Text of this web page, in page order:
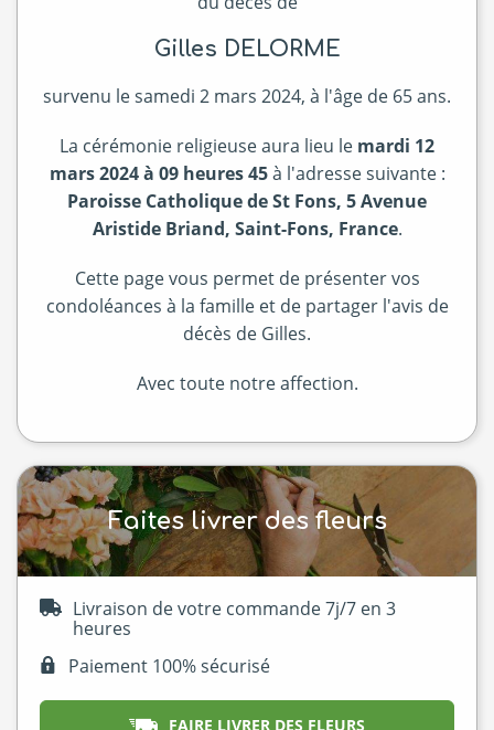
Gilles DELORME
survenu le samedi 2 mars 2024, à l'âge de 65 ans.
La cérémonie religieuse aura lieu le mardi 12
mars 2024 à 09 heures 45à l'adresse suivante :
Paroisse Catholique de St Fons, 5 Avenue
Aristide Briand, Saint-Fons, France.
Cette page vous permet de présenter vos
condoléances à la famille et de partager l'avis de
décès de Gilles.
Avec toute notre affection.
Faites livrer des fleurs
Livraison de votre commande 7j/7 en 3
heures
Paiement 100% sécurisé
FAIRE LIVRER DES FLEURS